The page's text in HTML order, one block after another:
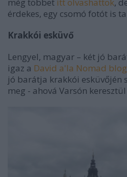
érdekes, egy csomó fotót is
Krakkói esküvő
Lengyel, magyar – két jó
igaz a David a'la Nomad blog
jó barátja krakkói esküvőjén
meg - ahová Varsón